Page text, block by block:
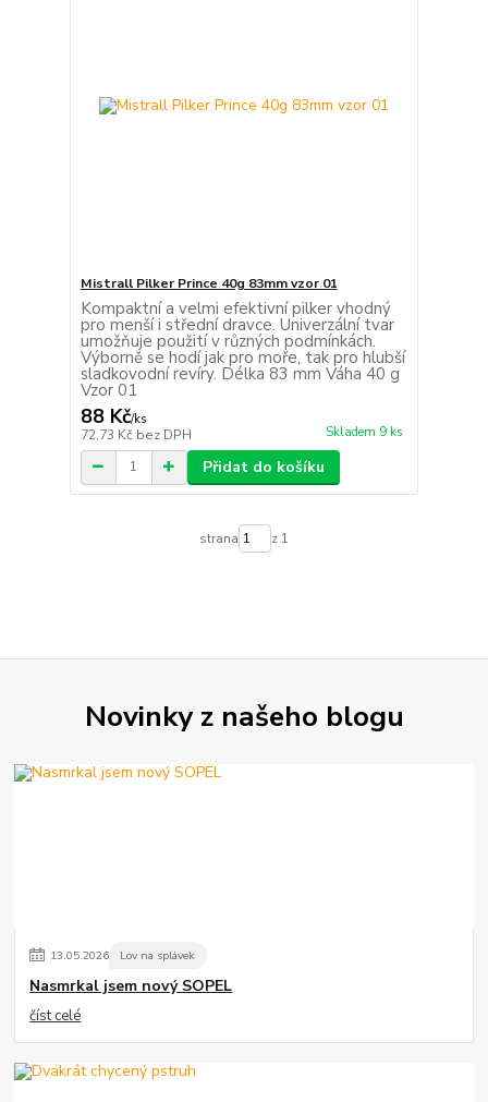
Mistrall Pilker Prince 40g 83mm vzor 01
Kompaktní a velmi efektivní pilker vhodný
pro menší i střední dravce. Univerzální tvar
umožňuje použití v různých podmínkách.
Výborně se hodí jak pro moře, tak pro hlubší
sladkovodní revíry. Délka 83 mm Váha 40 g
Vzor 01
88 Kč/ks
72,73 Kč bez DPH Skladem 9 ks
Přidat do košíku
strana z 1
Novinky z našeho blogu
13.05.2026 Lov na splávek
Nasmrkal jsem nový SOPEL
číst celé